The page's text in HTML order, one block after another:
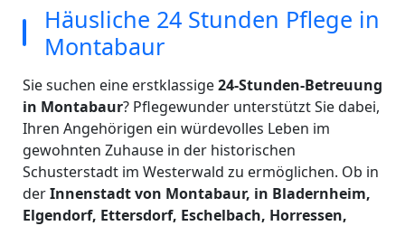
Häusliche 24 Stunden Pflege in
Montabaur
Sie suchen eine erstklassige24-Stunden-Betreuung
in Montabaur? Pflegewunder unterstützt Sie dabei,
Ihren Angehörigen ein würdevolles Leben im
gewohnten Zuhause in der historischen
Schusterstadt im Westerwald zu ermöglichen. Ob in
derInnenstadt von Montabaur, in Bladernheim,
Elgendorf, Ettersdorf, Eschelbach, Horressen,